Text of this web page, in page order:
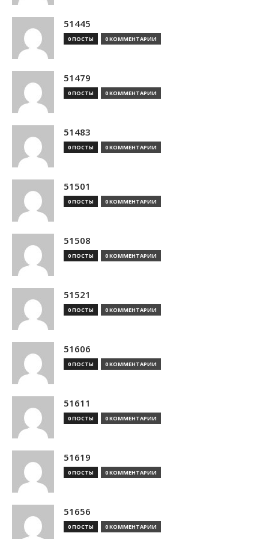
51445
0 ПОСТЫ 0 КОММЕНТАРИИ
51479
0 ПОСТЫ 0 КОММЕНТАРИИ
51483
0 ПОСТЫ 0 КОММЕНТАРИИ
51501
0 ПОСТЫ 0 КОММЕНТАРИИ
51508
0 ПОСТЫ 0 КОММЕНТАРИИ
51521
0 ПОСТЫ 0 КОММЕНТАРИИ
51606
0 ПОСТЫ 0 КОММЕНТАРИИ
51611
0 ПОСТЫ 0 КОММЕНТАРИИ
51619
0 ПОСТЫ 0 КОММЕНТАРИИ
51656
0 ПОСТЫ 0 КОММЕНТАРИИ